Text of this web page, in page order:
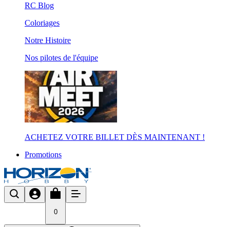
RC Blog
Coloriages
Notre Histoire
Nos pilotes de l'équipe
ACHETEZ VOTRE BILLET DÈS MAINTENANT !
Promotions
0